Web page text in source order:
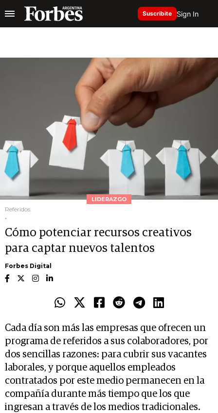
Suscribite Sign In
LIDERAZGO
Referidos.
.
Cómo potenciar recursos creativos
para captar nuevos talentos
Forbes Digital
Cada día son más las empresas que ofrecen un
programa de referidos a sus colaboradores, por
dos sencillas razones: para cubrir sus vacantes
laborales, y porque aquellos empleados
contratados por este medio permanecen en la
compañía durante más tiempo que los que
ingresan a través de los medios tradicionales.